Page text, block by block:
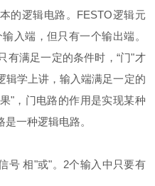
的逻辑电路。FESTO逻辑元
入端，但只有一个输出端。
有满足一定的条件时，“门"才
辑学上讲，输入端满足一定的
"，门电路的作用是实现某种
一种逻辑电路。
相"或"。2个输入中只要有